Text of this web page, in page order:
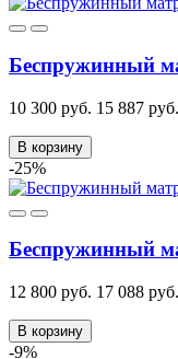
Беспружинный
10 300 руб. 15 887 руб.
В корзину
-25%
Беспружинный
12 800 руб. 17 088 руб.
В корзину
-9%